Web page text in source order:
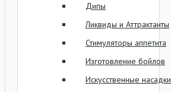
Дипы
Ликвиды и Аттрактанты
Стимуляторы аппетита
Изготовление бойлов
Искусственные насадки